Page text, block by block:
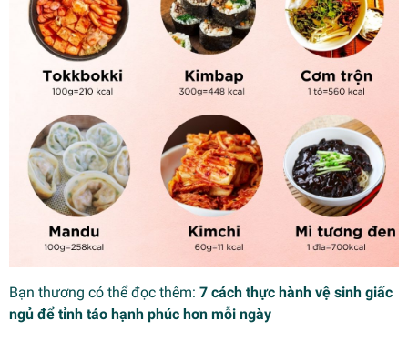
Bạn thương có thể đọc thêm: 7 cách thực hành vệ sinh giấc
ngủ để tỉnh táo hạnh phúc hơn mỗi ngày